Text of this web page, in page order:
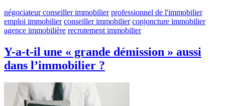
négociateur conseiller immobilier professionnel de l'immobilier
emploi immobilier conseiller immobilier conjoncture immobilier
agence immobilière recrutement immobilier
Y-a-t-il une « grande démission » aussi
dans l’immobilier ?